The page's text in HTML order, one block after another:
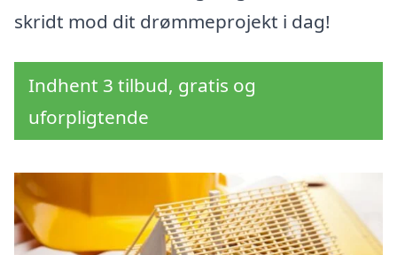
skridt mod dit drømmeprojekt i dag!
Indhent 3 tilbud, gratis og
uforpligtende